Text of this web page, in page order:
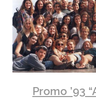
Promo ’93